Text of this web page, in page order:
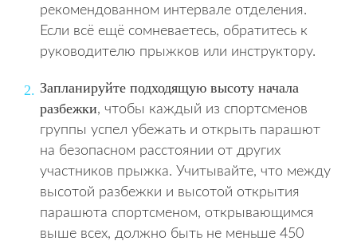
рекомендованном интервале отделения.
Если всё ещё сомневаетесь, обратитесь к
руководителю прыжков или инструктору.
Запланируйте подходящую высоту начала
разбежки, чтобы каждый из спортсменов
группы успел убежать и открыть парашют
на безопасном расстоянии от других
участников прыжка. Учитывайте, что между
высотой разбежки и высотой открытия
парашюта спортсменом, открывающимся
выше всех, должно быть не меньше 450